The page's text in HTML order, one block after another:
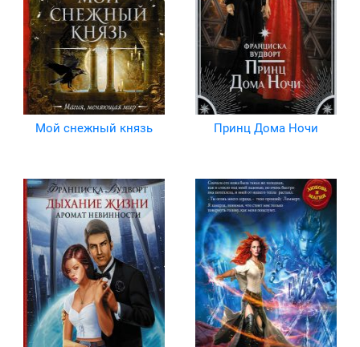
Мой снежный князь Принц Дома Ночи